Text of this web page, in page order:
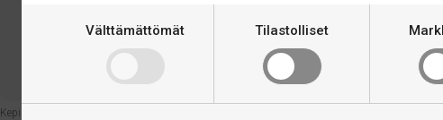
Välttämättömät Tilastolliset
Loppu varastosta
Kepin huolto & puhdistus
Kepin huolto & puhdistus
Sil Kleen Powder
€12,90